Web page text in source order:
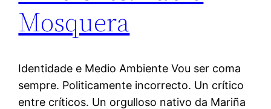
Mosquera
Identidade e Medio Ambiente Vou ser coma
sempre. Politicamente incorrecto. Un crítico
entre críticos. Un orgulloso nativo da Mariña